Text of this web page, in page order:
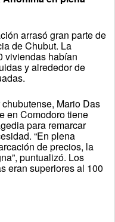
arrasó gran parte de
de Chubut. La
viviendas habían
y alrededor de
Mario Das
en Comodoro tiene
para remarcar
“En plena
de precios, la
puntualizó. Los
eran superiores al 100